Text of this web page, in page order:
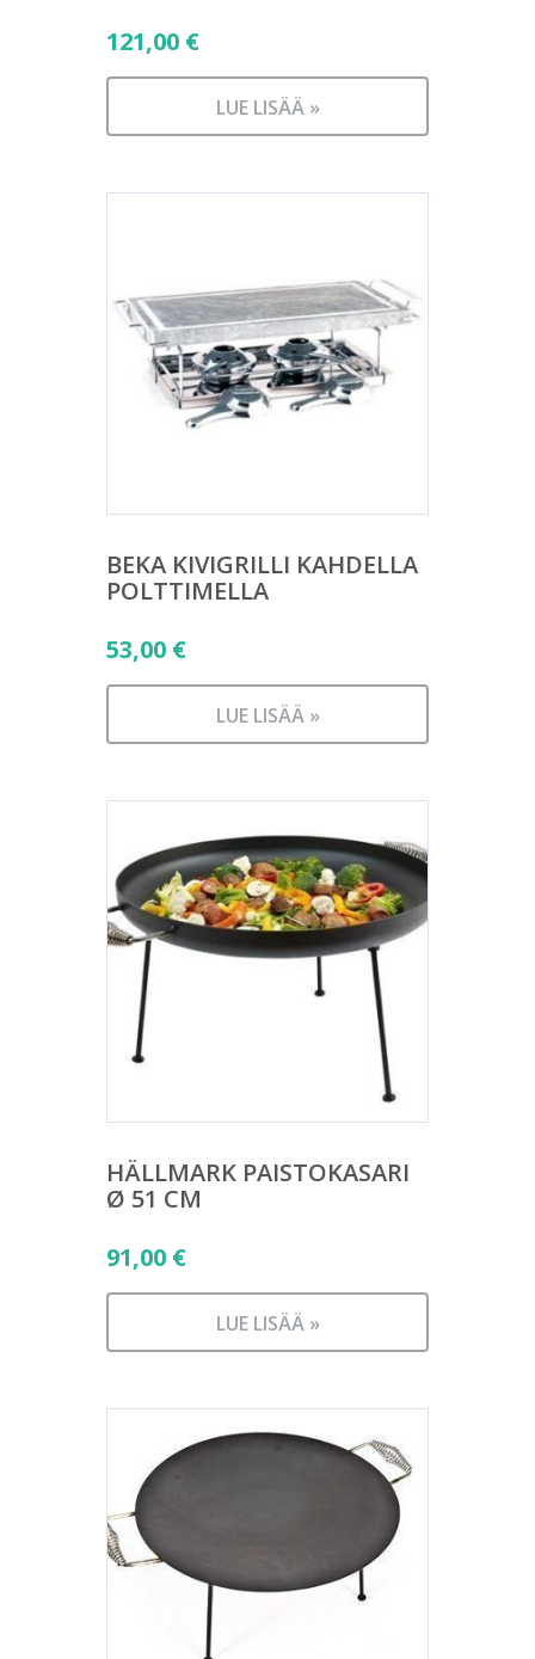
121,00 €
LUE LISÄÄ »
BEKA KIVIGRILLI KAHDELLA
POLTTIMELLA
53,00 €
LUE LISÄÄ »
HÄLLMARK PAISTOKASARI
Ø 51 CM
91,00 €
LUE LISÄÄ »